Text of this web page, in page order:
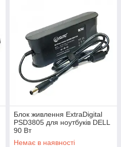
Блок живлення ExtraDigital
PSD3805 для ноутбуків DELL
90 Вт
Немає в наявності